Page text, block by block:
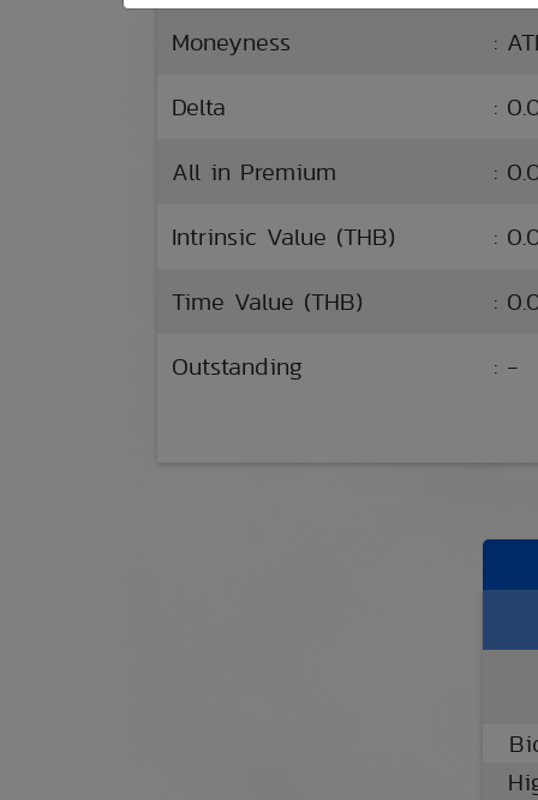
Moneyness
:
Delta
:
All in Premium
:
Intrinsic Value (THB)
:
Time Value (THB)
:
Outstanding
: -